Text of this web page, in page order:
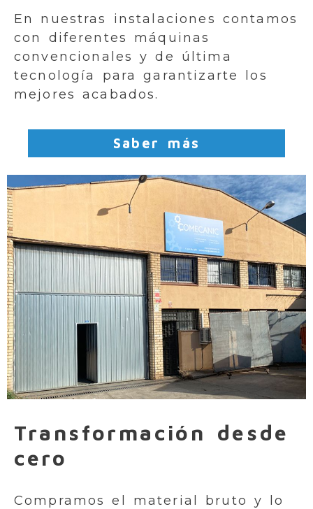
En nuestras instalaciones contamos
con diferentes máquinas
convencionales y de última
tecnología para garantizarte los
mejores acabados.
Saber más
Transformación desde
cero
Compramos el material bruto y lo